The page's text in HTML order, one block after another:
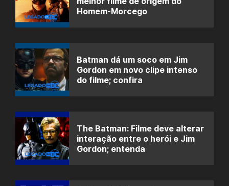
Homem-Morcego
Batman dá um soco em Jim
Gordon em novo clipe intenso
do filme; confira
The Batman: Filme deve alterar
interação entre o herói e Jim
Gordon; entenda